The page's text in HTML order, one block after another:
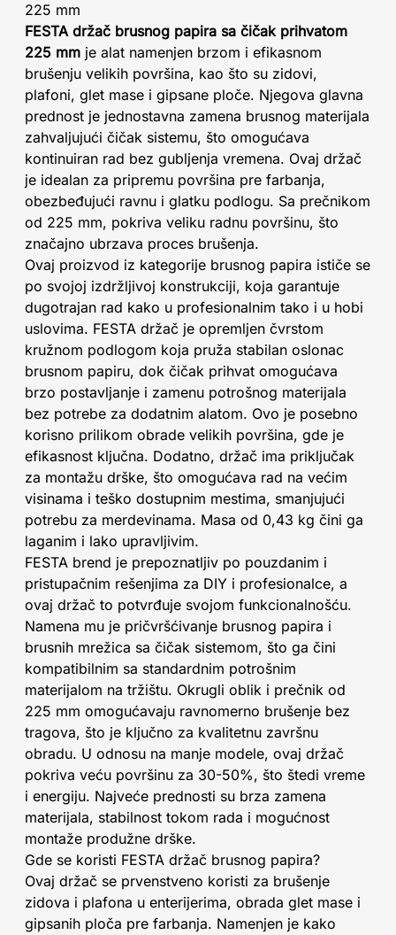
225 mm
FESTA držač brusnog papira sa čičak prihvatom
225 mm je alat namenjen brzom i efikasnom
brušenju velikih površina, kao što su zidovi,
plafoni, glet mase i gipsane ploče. Njegova glavna
prednost je jednostavna zamena brusnog materijala
zahvaljujući čičak sistemu, što omogućava
kontinuiran rad bez gubljenja vremena. Ovaj držač
je idealan za pripremu površina pre farbanja,
obezbeđujući ravnu i glatku podlogu. Sa prečnikom
od 225 mm, pokriva veliku radnu površinu, što
značajno ubrzava proces brušenja.
Ovaj proizvod iz kategorije brusnog papira ističe se
po svojoj izdržljivoj konstrukciji, koja garantuje
dugotrajan rad kako u profesionalnim tako i u hobi
uslovima. FESTA držač je opremljen čvrstom
kružnom podlogom koja pruža stabilan oslonac
brusnom papiru, dok čičak prihvat omogućava
brzo postavljanje i zamenu potrošnog materijala
bez potrebe za dodatnim alatom. Ovo je posebno
korisno prilikom obrade velikih površina, gde je
efikasnost ključna. Dodatno, držač ima priključak
za montažu drške, što omogućava rad na većim
visinama i teško dostupnim mestima, smanjujući
potrebu za merdevinama. Masa od 0,43 kg čini ga
laganim i lako upravljivim.
FESTA brend je prepoznatljiv po pouzdanim i
pristupačnim rešenjima za DIY i profesionalce, a
ovaj držač to potvrđuje svojom funkcionalnošću.
Namena mu je pričvršćivanje brusnog papira i
brusnih mrežica sa čičak sistemom, što ga čini
kompatibilnim sa standardnim potrošnim
materijalom na tržištu. Okrugli oblik i prečnik od
225 mm omogućavaju ravnomerno brušenje bez
tragova, što je ključno za kvalitetnu završnu
obradu. U odnosu na manje modele, ovaj držač
pokriva veću površinu za 30-50%, što štedi vreme
i energiju. Najveće prednosti su brza zamena
materijala, stabilnost tokom rada i mogućnost
montaže produžne drške.
Gde se koristi FESTA držač brusnog papira?
Ovaj držač se prvenstveno koristi za brušenje
zidova i plafona u enterijerima, obrada glet mase i
gipsanih ploča pre farbanja. Namenjen je kako